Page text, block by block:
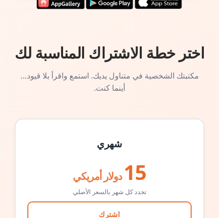
اختر خطة الاشتراك المناسبة لك
مكتبتك الشخصية في متناول يديك. استمع واقرأ بلا قيود…
أينما كنت.
شهري
15 دولار أمريكي
تجدد كل شهر بالسعر الأصلي
اشترك